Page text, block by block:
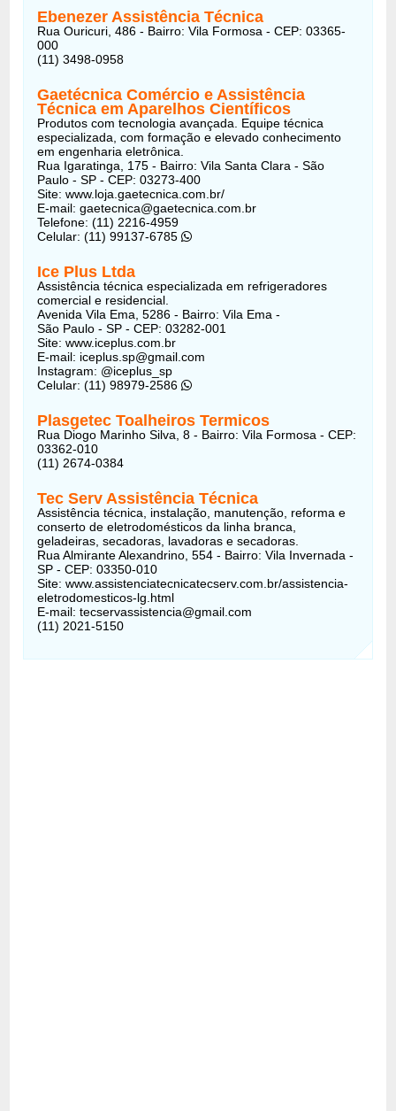
Ebenezer Assistência Técnica
Rua Ouricuri, 486 - Bairro: Vila Formosa - CEP: 03365-
000
(11) 3498-0958
Gaetécnica Comércio e Assistência
Técnica em Aparelhos Científicos
Produtos com tecnologia avançada. Equipe técnica
especializada, com formação e elevado conhecimento
em engenharia eletrônica.
Rua Igaratinga, 175 - Bairro: Vila Santa Clara - São
Paulo - SP - CEP: 03273-400
Site: www.loja.gaetecnica.com.br/
E-mail: gaetecnica@gaetecnica.com.br
Telefone: (11) 2216-4959
Celular: (11) 99137-6785
Ice Plus Ltda
Assistência técnica especializada em refrigeradores
comercial e residencial.
Avenida Vila Ema, 5286 - Bairro: Vila Ema -
São Paulo - SP - CEP: 03282-001
Site: www.iceplus.com.br
E-mail: iceplus.sp@gmail.com
Instagram: @iceplus_sp
Celular: (11) 98979-2586
Plasgetec Toalheiros Termicos
Rua Diogo Marinho Silva, 8 - Bairro: Vila Formosa - CEP:
03362-010
(11) 2674-0384
Tec Serv Assistência Técnica
Assistência técnica, instalação, manutenção, reforma e
conserto de eletrodomésticos da linha branca,
geladeiras, secadoras, lavadoras e secadoras.
Rua Almirante Alexandrino, 554 - Bairro: Vila Invernada -
SP - CEP: 03350-010
Site: www.assistenciatecnicatecserv.com.br/assistencia-
eletrodomesticos-lg.html
E-mail: tecservassistencia@gmail.com
(11) 2021-5150